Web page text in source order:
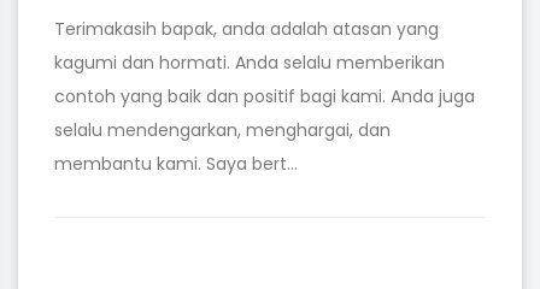
Terimakasih bapak, anda adalah atasan yang
kagumi dan hormati. Anda selalu memberikan
contoh yang baik dan positif bagi kami. Anda juga
selalu mendengarkan, menghargai, dan
membantu kami. Saya bert...